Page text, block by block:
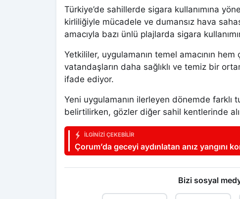
Türkiye’de sahillerde sigara kullanımına
kirliliğiyle mücadele ve dumansız hava
amacıyla bazı ünlü plajlarda sigara
Yetkililer, uygulamanın temel amacının
vatandaşların daha sağlıklı ve temiz bir
ifade ediyor.
Yeni uygulamanın ilerleyen dönemde farklı
belirtilirken, gözler diğer sahil kentlerinde
İLGINIZI ÇEKEBILIR
Çorum’da geceyi aydınlatan anız yangını
Bizi sosyal